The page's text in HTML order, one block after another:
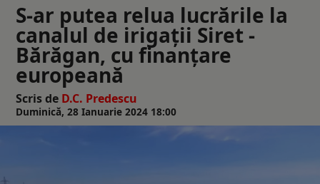
S-ar putea relua lucrările la
canalul de irigaţii Siret -
Bărăgan, cu finanţare
europeană
Scris de D.C. Predescu
Duminică, 28 Ianuarie 2024 18:00